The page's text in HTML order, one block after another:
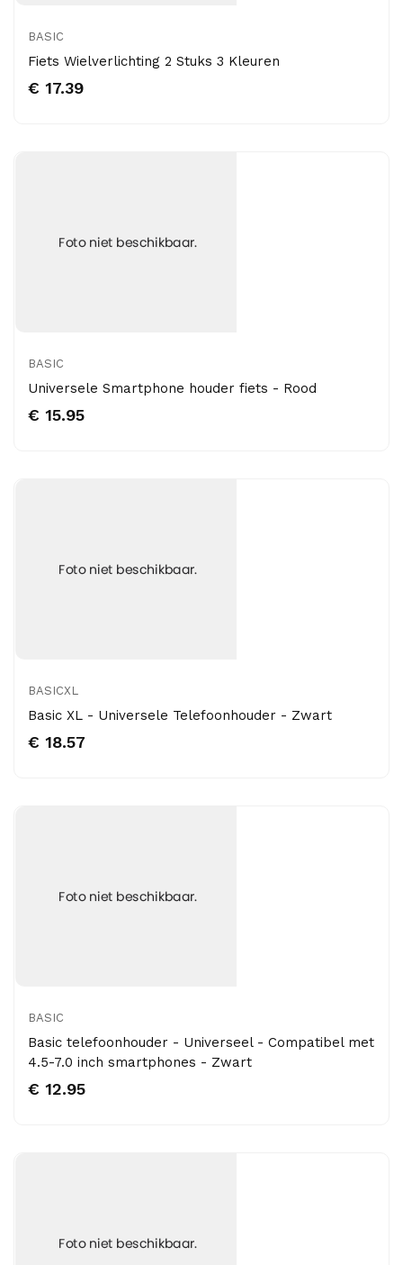
BASIC
Fiets Wielverlichting 2 Stuks 3 Kleuren
€ 17.39
BASIC
Universele Smartphone houder fiets - Rood
€ 15.95
BASICXL
Basic XL - Universele Telefoonhouder - Zwart
€ 18.57
BASIC
Basic telefoonhouder - Universeel - Compatibel met
4.5-7.0 inch smartphones - Zwart
€ 12.95